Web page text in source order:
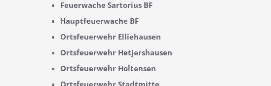
Feuerwache Sartorius BF
Hauptfeuerwache BF
Ortsfeuerwehr Elliehausen
Ortsfeuerwehr Hetjershausen
Ortsfeuerwehr Holtensen
Ortsfeuerwehr Stadtmitte